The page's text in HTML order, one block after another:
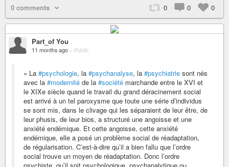
0 comments 0 0 0
Part_of You
11 months ago – Public
« La #psychologie, la #psychanalyse, la #psychiatrie sont nés
avec la #modernité de la #société marchande entre le XVI et
le XIXe siècle quand le travail du grand déracinement social
est arrivé à un tel paroxysme que toute une série d’individus
se sont mis, dans le clivage qui les séparaient de leur être, de
leur phusis, de leur bios, a structuré une angoisse et une
anxiété endémique. Et cette angoisse, cette anxiété
endémique, elle a posé un problème social de réadaptation,
de régularisation. C’est-à-dire qu’il a bien fallu que l’ordre
social trouve un moyen de réadaptation. Donc l’ordre